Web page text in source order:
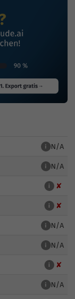
i N/A
i N/A
i ✘
i ✘
i N/A
i N/A
i ✘
i N/A